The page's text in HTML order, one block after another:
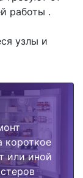
работы .
узлы и
короткое
или иной